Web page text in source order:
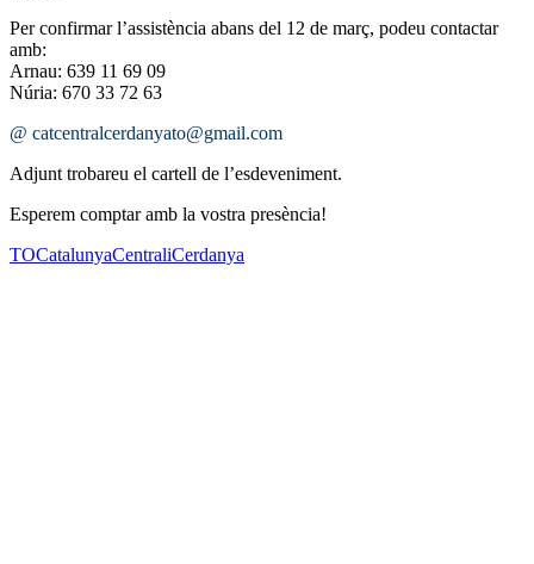
Per confirmar l’assistència abans del 12 de març, podeu contactar
amb:
Arnau: 639 11 69 09
Núria: 670 33 72 63
@ catcentralcerdanyato@gmail.com
Adjunt trobareu el cartell de l’esdeveniment.
Esperem comptar amb la vostra presència!
TOCatalunyaCentraliCerdanya